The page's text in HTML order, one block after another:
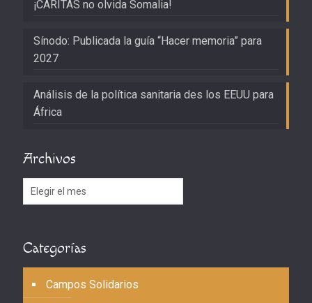
¡CARITAS no olvida Somalia!
Sínodo: Publicada la guía “Hacer memoria” para
2027
Análisis de la política sanitaria des los EEUU para
África
Archivos
Archivos
Categorías
Campos Solidarios